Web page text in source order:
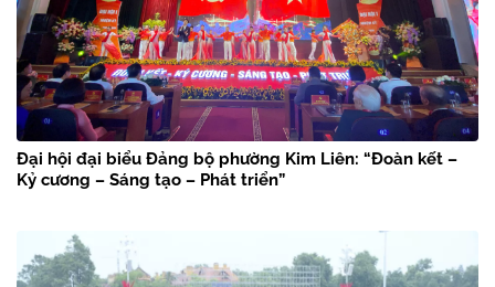
Đại hội đại biểu Đảng bộ phường Kim Liên: “Đoàn kết –
Kỷ cương – Sáng tạo – Phát triển”